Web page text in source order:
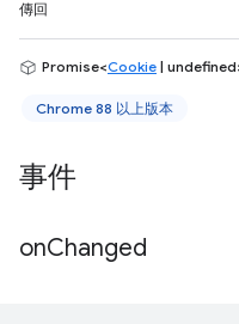
傳回
Promise<Cookie |
Chrome 88 以上版本
事件
onChanged